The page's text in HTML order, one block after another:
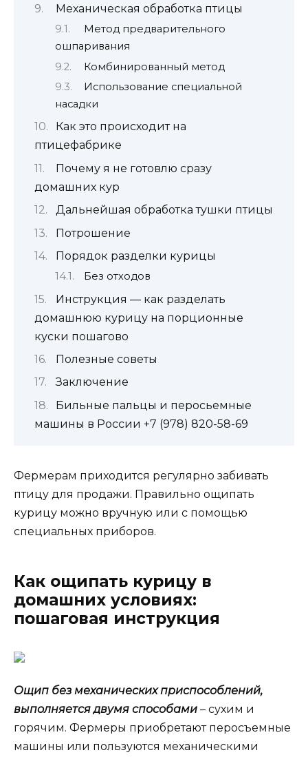
Механическая обработка птицы
Метод предварительного
ошпаривания
Комбинированный метод
Использование специальной
насадки
Как это происходит на
птицефабрике
Почему я не готовлю сразу
домашних кур
Дальнейшая обработка тушки птицы
Потрошение
Порядок разделки курицы
Без отходов
Инструкция — как разделать
домашнюю курицу на порционные
куски пошагово
Полезные советы
Заключение
Бильные пальцы и перосьемные
машины в России +7 (978) 820-58-69
Фермерам приходится регулярно забивать
птицу для продажи. Правильно ощипать
курицу можно вручную или с помощью
специальных приборов.
Как ощипать курицу в
домашних условиях:
пошаговая инструкция
Ощип без механических приспособлений,
выполняется двумя способами – сухим и
горячим. Фермеры приобретают перосъемные
машины или пользуются механическими